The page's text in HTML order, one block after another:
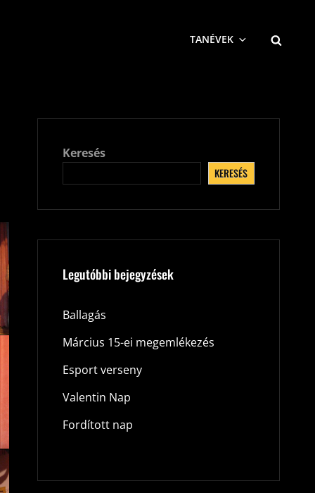
TANÉVEK
Keresés
KERESÉS
Legutóbbi bejegyzések
Ballagás
Március 15-ei megemlékezés
Esport verseny
Valentin Nap
Fordított nap